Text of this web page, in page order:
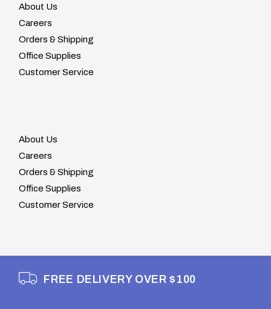
About Us
Careers
Orders & Shipping
Office Supplies
Customer Service
About Us
Careers
Orders & Shipping
Office Supplies
Customer Service
FREE DELIVERY OVER $100